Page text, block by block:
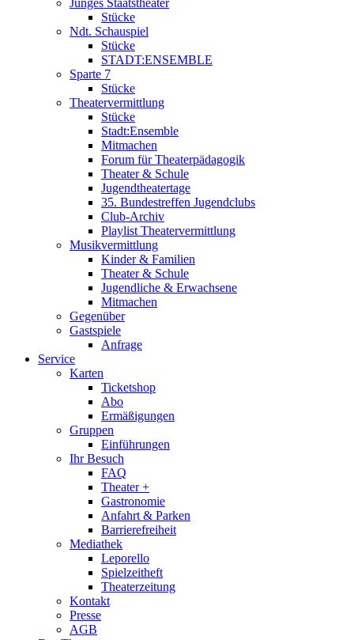
Junges Staatstheater
Stücke
Ndt. Schauspiel
Stücke
STADT:ENSEMBLE
Sparte 7
Stücke
Theatervermittlung
Stücke
Stadt:Ensemble
Mitmachen
Forum für Theaterpädagogik
Theater & Schule
Jugendtheatertage
35. Bundestreffen Jugendclubs
Club-Archiv
Playlist Theatervermittlung
Musikvermittlung
Kinder & Familien
Theater & Schule
Jugendliche & Erwachsene
Mitmachen
Gegenüber
Gastspiele
Anfrage
Service
Karten
Ticketshop
Abo
Ermäßigungen
Gruppen
Einführungen
Ihr Besuch
FAQ
Theater +
Gastronomie
Anfahrt & Parken
Barrierefreiheit
Mediathek
Leporello
Spielzeitheft
Theaterzeitung
Kontakt
Presse
AGB